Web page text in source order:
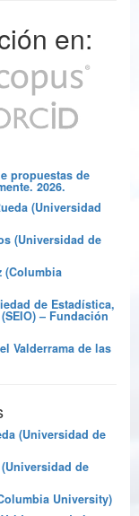
en:
propuestas de
2026.
(Universidad
(Universidad de
(Columbia
de Estadística,
– Fundación
Valderrama de las
(Universidad de
de
University)